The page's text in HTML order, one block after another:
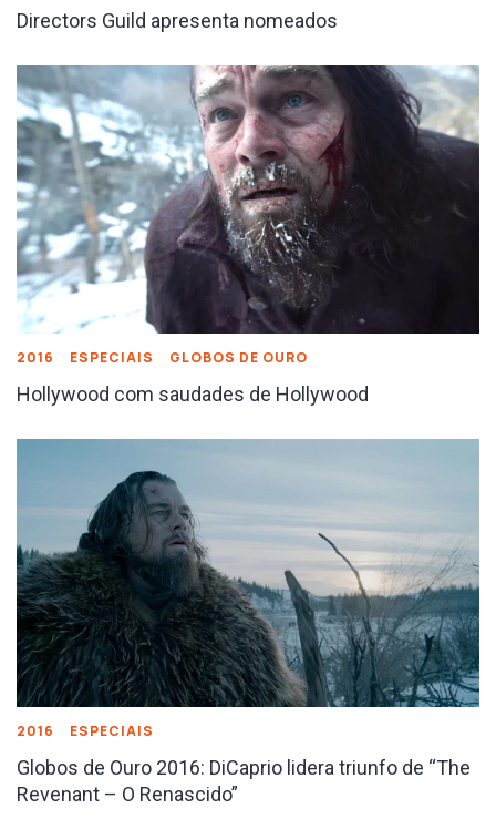
Directors Guild apresenta nomeados
2016 ESPECIAIS GLOBOS DE OURO
Hollywood com saudades de Hollywood
2016 ESPECIAIS
Globos de Ouro 2016: DiCaprio lidera triunfo de “The
Revenant – O Renascido”